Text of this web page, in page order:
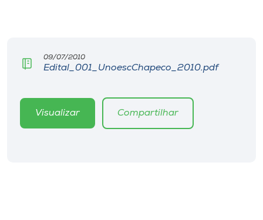
Editora
09/07/2010
Edital_001_UnoescChapeco_2010.pdf
Visualizar Compartilhar